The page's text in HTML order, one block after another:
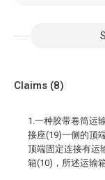
Claims (8)
1.一种胶带卷筒运
接座(19)一侧的顶
顶端固定连接有运
箱(10)，所述运输